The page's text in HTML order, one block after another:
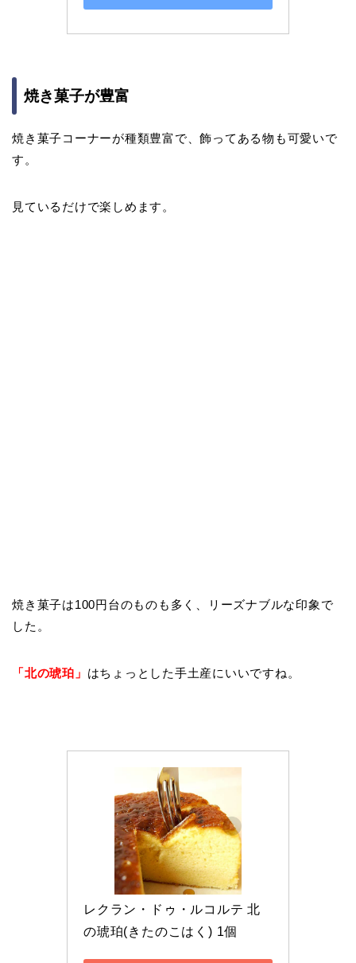
焼き菓子が豊富
焼き菓子コーナーが種類豊富で、飾ってある物も可愛いで
す。
見ているだけで楽しめます。
焼き菓子は100円台のものも多く、リーズナブルな印象で
した。
「北の琥珀」 はちょっとした手土産にいいですね。
レクラン・ドゥ・ルコルテ 北
の琥珀(きたのこはく) 1個